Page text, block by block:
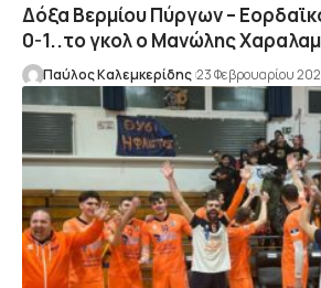
Δόξα Βερμίου Πύργων –
0-1..το γκολ ο Μανώλης
Παύλος Καλεμκερίδης 23 Φεβρουαρίου